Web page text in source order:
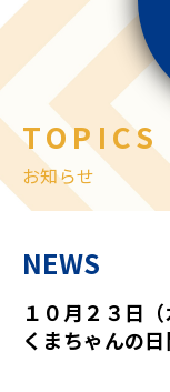
TOPICS
お知らせ
NEWS
１０月２３日
くまちゃんの日